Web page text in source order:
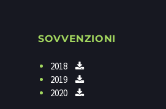
SOVVENZIONI
2018
2019
2020